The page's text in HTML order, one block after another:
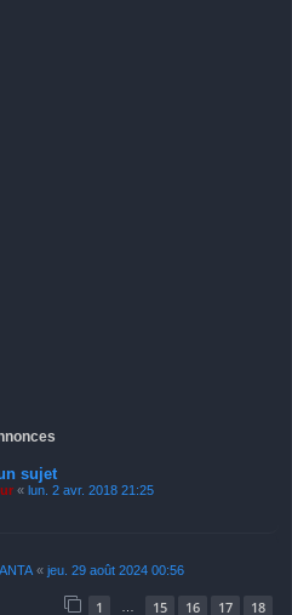
sujet
« lun. 2 avr. 2018 21:25
« jeu. 29 août 2024 00:56
1 15 16 17 18